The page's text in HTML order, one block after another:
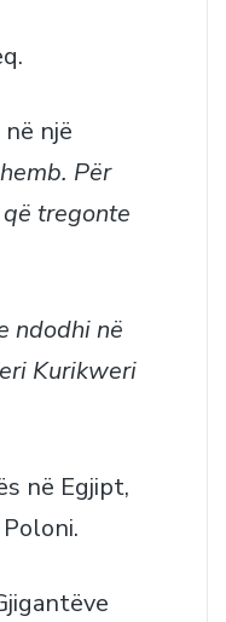
një
Për
tregonte
ndodhi në
Kurikweri
në Egjipt,